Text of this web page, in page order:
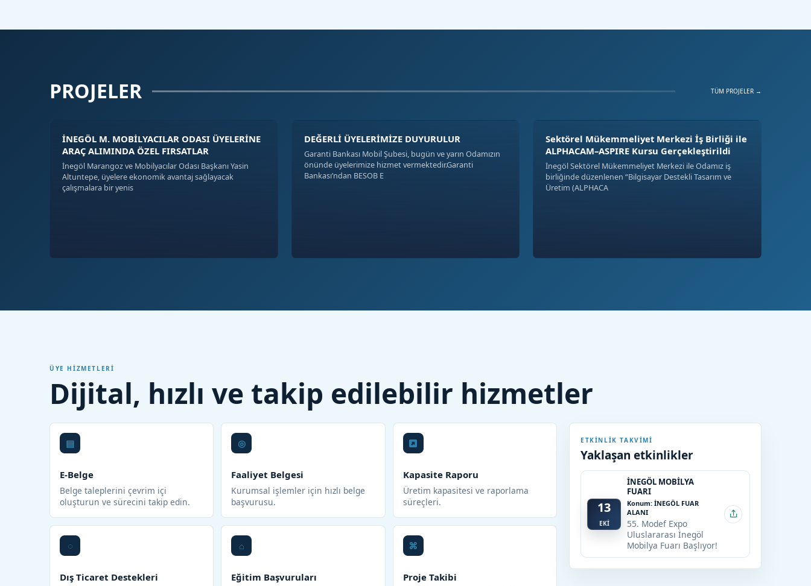
PROJELER TÜM PROJELER →
İNEGÖL M. MOBİLYACILAR ODASI ÜYELERİNE
ARAÇ ALIMINDA ÖZEL FIRSATLAR
İnegöl Marangoz ve Mobilyacılar Odası Başkanı Yasin
Altuntepe, üyelere ekonomik avantaj sağlayacak
çalışmalara bir yenis
DEĞERLİ ÜYELERİMİZE DUYURULUR
Garanti Bankası Mobil Şubesi, bugün ve yarın Odamızın
önünde üyelerimize hizmet vermektedir.Garanti
Bankası’ndan BESOB E
Sektörel Mükemmeliyet Merkezi İş Birliği ile
ALPHACAM–ASPIRE Kursu Gerçekleştirildi
İnegöl Sektörel Mükemmeliyet Merkezi ile Odamız iş
birliğinde düzenlenen “Bilgisayar Destekli Tasarım ve
Üretim (ALPHACA
›
ÜYE HIZMETLERI
Dijital, hızlı ve takip edilebilir hizmetler
E-Belge
Belge taleplerini çevrim içi
oluşturun ve sürecini takip edin.
Faaliyet Belgesi
Kurumsal işlemler için hızlı belge
başvurusu.
Kapasite Raporu
Üretim kapasitesi ve raporlama
süreçleri.
Dış Ticaret Destekleri Eğitim Başvuruları Proje Takibi
ETKINLIK TAKVIMI
Yaklaşan etkinlikler
13
EKİ
İNEGÖL MOBİLYA
FUARI
Konum: İNEGÖL FUAR
ALANI
55. Modef Expo
Uluslararası İnegöl
Mobilya Fuarı Başlıyor!